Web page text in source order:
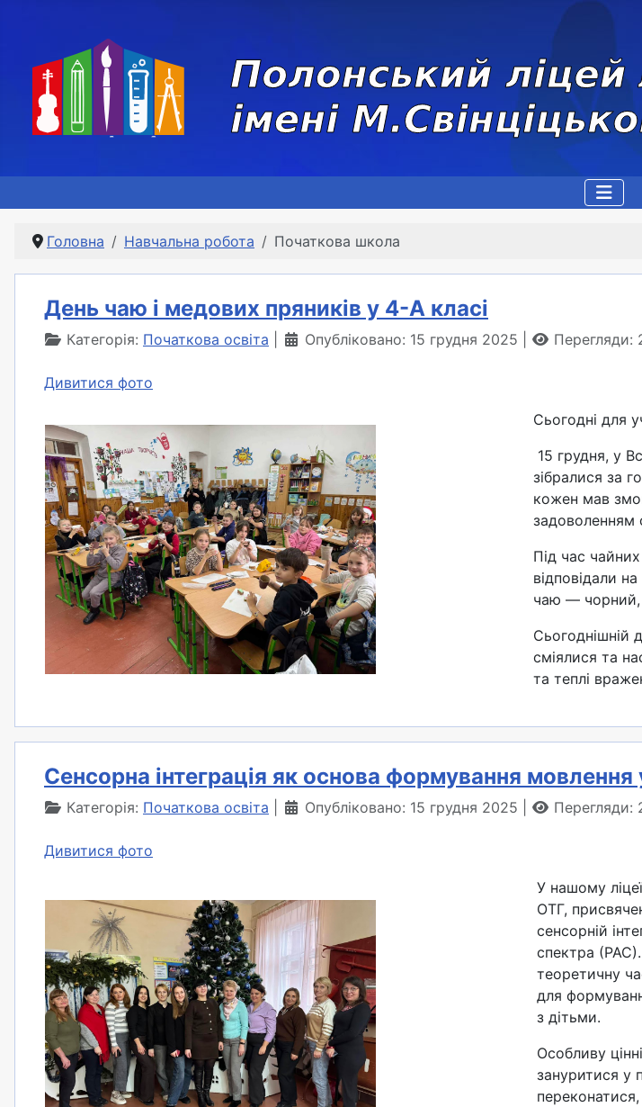
Головна Навчальна робота Початкова школа
День чаю і медових пряників у 4-А класі
Категорія: Початкова освіта Опубліковано: 15 грудня 2025 Перегляди:
Дивитися фото
Сьогодні для
15 грудня, у
зібралися за
кожен мав
задоволенням
Під час
відповідали
чаю — чорний,
Сьогоднішній
сміялися та
та теплі
Сенсорна інтеграція як основа формування мовлення
Категорія: Початкова освіта Опубліковано: 15 грудня 2025 Перегляди:
Дивитися фото
У нашому
ОТГ,
сенсорній
спектра
теоретичну
для
з дітьми.
Особливу
зануритися у